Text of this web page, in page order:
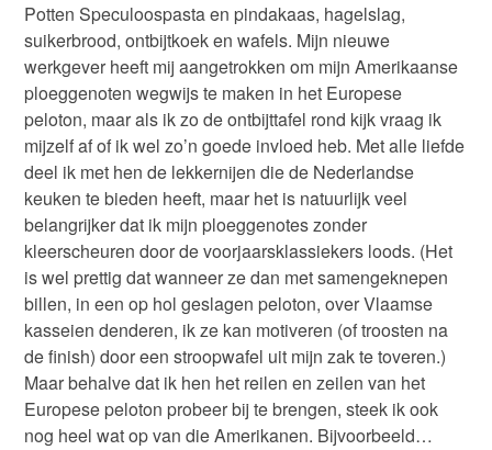
Potten Speculoospasta en pindakaas, hagelslag,
suikerbrood, ontbijtkoek en wafels. Mijn nieuwe
werkgever heeft mij aangetrokken om mijn Amerikaanse
ploeggenoten wegwijs te maken in het Europese
peloton, maar als ik zo de ontbijttafel rond kijk vraag ik
mijzelf af of ik wel zo’n goede invloed heb. Met alle liefde
deel ik met hen de lekkernijen die de Nederlandse
keuken te bieden heeft, maar het is natuurlijk veel
belangrijker dat ik mijn ploeggenotes zonder
kleerscheuren door de voorjaarsklassiekers loods. (Het
is wel prettig dat wanneer ze dan met samengeknepen
billen, in een op hol geslagen peloton, over Vlaamse
kasseien denderen, ik ze kan motiveren (of troosten na
de finish) door een stroopwafel uit mijn zak te toveren.)
Maar behalve dat ik hen het reilen en zeilen van het
Europese peloton probeer bij te brengen, steek ik ook
nog heel wat op van die Amerikanen. Bijvoorbeeld…